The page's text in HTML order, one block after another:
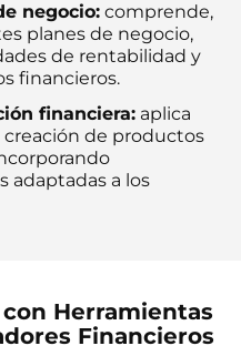
negocio: comprende,
planes de negocio,
de rentabilidad y
financieros.
financiera: aplica
creación de productos
adaptadas a los
Herramientas
Financieros